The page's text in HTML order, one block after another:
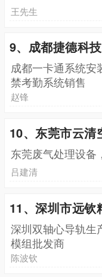
王先生
9、成都捷德科
成都一卡通系统安
禁考勤系统销售
赵锋
10、东莞市云清
东莞废气处理设备
吕建清
11、深圳市远钦
深圳双轴心导轨生
模组批发商
陈波钦